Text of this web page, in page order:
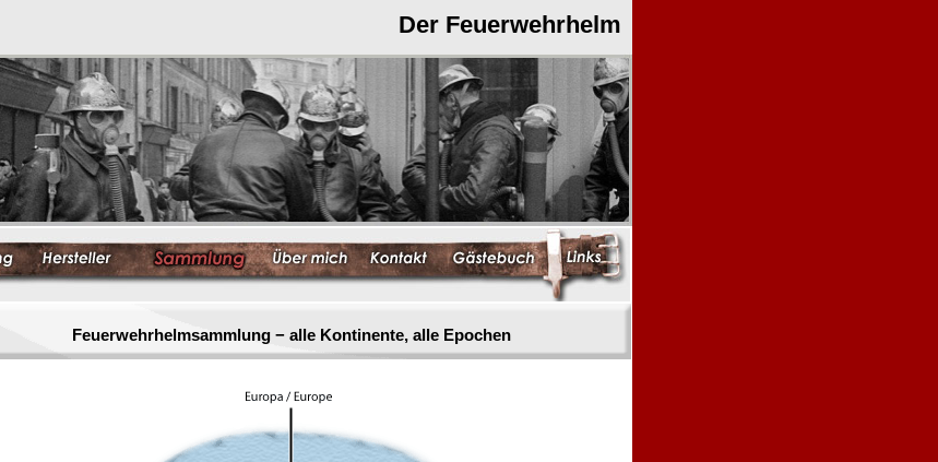
Der Feuerwehrhelm
Feuerwehrhelmsammlung − alle Kontinente, alle Epochen